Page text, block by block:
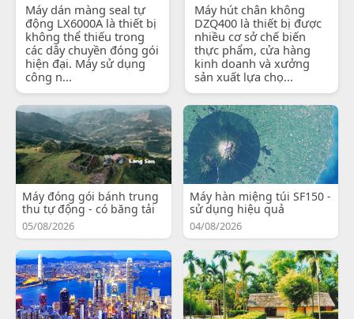
Máy dán màng seal tự
động LX6000A là thiết bị
không thể thiếu trong
các dây chuyền đóng gói
hiện đại. Máy sử dụng
công n...
Máy hút chân không
DZQ400 là thiết bị được
nhiều cơ sở chế biến
thực phẩm, cửa hàng
kinh doanh và xưởng
sản xuất lựa chọ...
Máy đóng gói bánh trung
thu tự động - có băng tải
05/08/2026
Máy hàn miệng túi SF150 -
sử dụng hiệu quả
04/08/2026